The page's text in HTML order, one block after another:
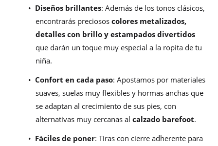
• Diseños brillantes: Además de los tonos clásicos,
encontrarás preciosos colores metalizados,
detalles con brillo y estampados divertidos
que darán un toque muy especial a la ropita de tu
niña.
• Confort en cada paso: Apostamos por materiales
suaves, suelas muy flexibles y hormas anchas que
se adaptan al crecimiento de sus pies, con
alternativas muy cercanas al calzado barefoot.
• Fáciles de poner: Tiras con cierre adherente para